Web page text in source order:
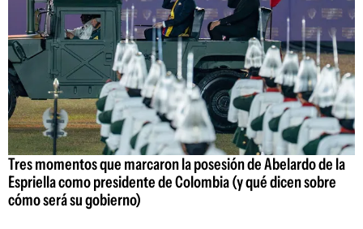
Tres momentos que marcaron la posesión de Abelardo de la
Espriella como presidente de Colombia (y qué dicen sobre
cómo será su gobierno)